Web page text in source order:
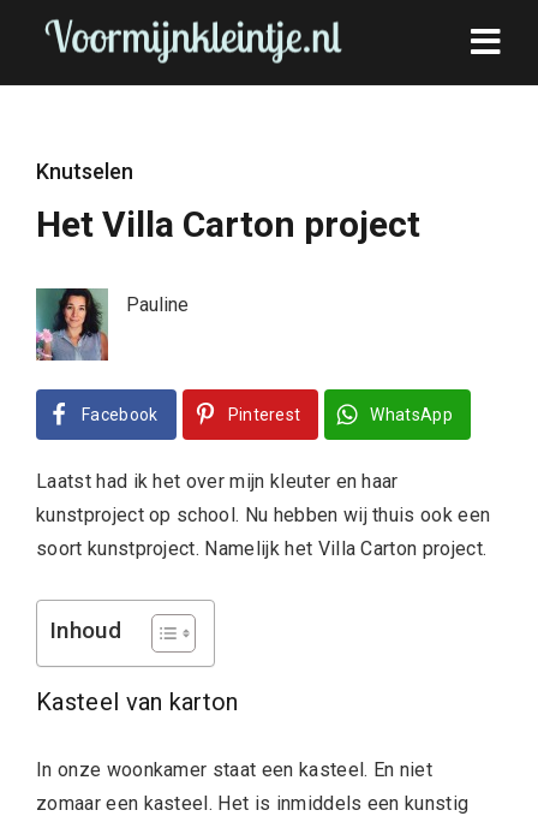
Knutselen
Het Villa Carton project
Pauline
Facebook Pinterest WhatsApp
Laatst had ik het over mijn kleuter en haar
kunstproject op school. Nu hebben wij thuis ook een
soort kunstproject. Namelijk het Villa Carton project.
Inhoud
Kasteel van karton
In onze woonkamer staat een kasteel. En niet
zomaar een kasteel. Het is inmiddels een kunstig